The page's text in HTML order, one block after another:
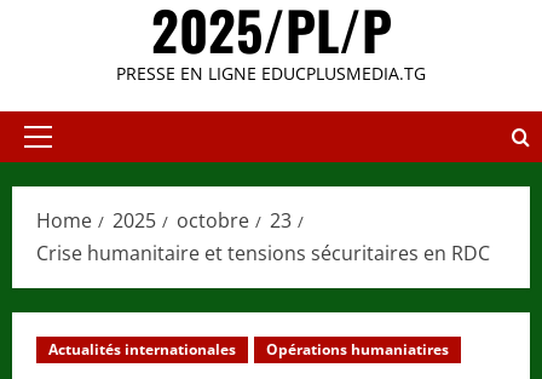
2025/PL/P
PRESSE EN LIGNE EDUCPLUSMEDIA.TG
Primary
Home 2025 octobre
23
Crise humanitaire et tensions sécuritaires en RDC
Actualités internationales Opérations humaniatires